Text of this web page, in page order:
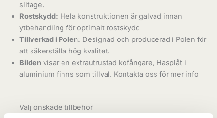
slitage.
Rostskydd: Hela konstruktionen är galvad innan
ytbehandling för optimalt rostskydd
Tillverkad i Polen: Designad och producerad i Polen för
att säkerställa hög kvalitet.
Bilden visar en extrautrustad kofångare, Hasplåt i
aluminium finns som tillval. Kontakta oss för mer info
Välj önskade tillbehör